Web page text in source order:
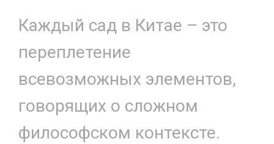
Каждый сад в Китае – это
переплетение
всевозможных элементов,
говорящих о сложном
философском контексте.